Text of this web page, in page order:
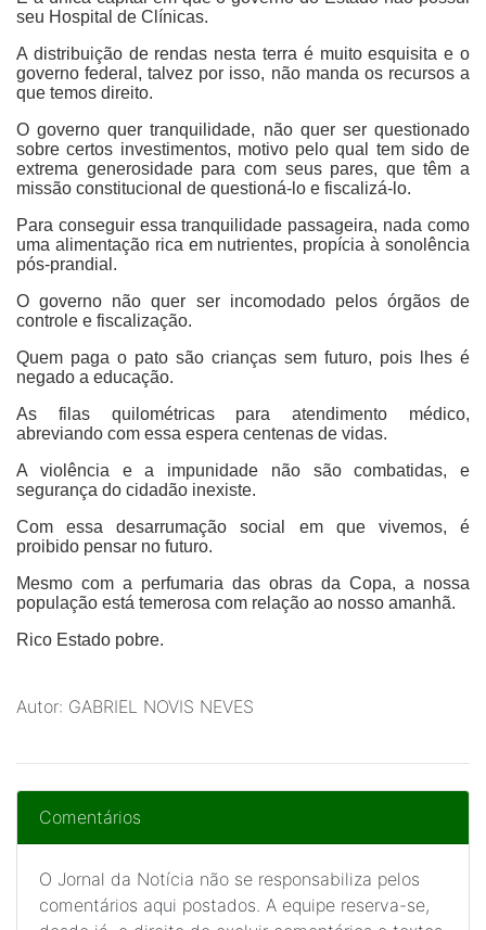
seu Hospital de Clínicas.
A distribuição de rendas nesta terra é muito esquisita e o
governo federal, talvez por isso, não manda os recursos a
que temos direito.
O governo quer tranquilidade, não quer ser questionado
sobre certos investimentos, motivo pelo qual tem sido de
extrema generosidade para com seus pares, que têm a
missão constitucional de questioná-lo e fiscalizá-lo.
Para conseguir essa tranquilidade passageira, nada como
uma alimentação rica em nutrientes, propícia à sonolência
pós-prandial.
O governo não quer ser incomodado pelos órgãos de
controle e fiscalização.
Quem paga o pato são crianças sem futuro, pois lhes é
negado a educação.
As filas quilométricas para atendimento médico,
abreviando com essa espera centenas de vidas.
A violência e a impunidade não são combatidas, e
segurança do cidadão inexiste.
Com essa desarrumação social em que vivemos, é
proibido pensar no futuro.
Mesmo com a perfumaria das obras da Copa, a nossa
população está temerosa com relação ao nosso amanhã.
Rico Estado pobre.
Autor: GABRIEL NOVIS NEVES
Comentários
O Jornal da Notícia não se responsabiliza pelos
comentários aqui postados. A equipe reserva-se,